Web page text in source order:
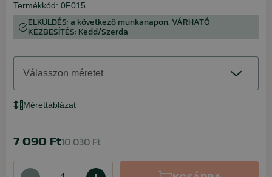
Termékkód: 0F015
ELKÜLDÉS: a következő munkanapon. VÁRHATÓ
KÉZBESÍTÉS: Kedd/Szerda
Válasszon méretet
Mérettáblázat
7 090 Ft10 030 Ft